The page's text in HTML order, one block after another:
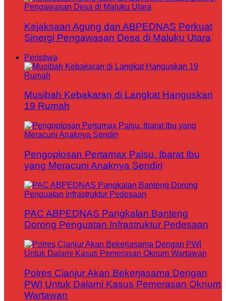
Kejaksaan Agung dan ABPEDNAS Perkuat
Sinergi Pengawasan Desa di Maluku Utara
Peristiwa
Musibah Kebakaran di Langkat Hanguskan
19 Rumah
Pengoplosan Pertamax Palsu, Ibarat Ibu
yang Meracuni Anaknya Sendiri
PAC ABPEDNAS Pangkalan Banteng
Dorong Penguatan Infrastruktur Pedesaan
Polres Cianjur Akan Bekerjasama Dengan
PWI Untuk Dalami Kasus Pemerasan Oknum
Wartawan